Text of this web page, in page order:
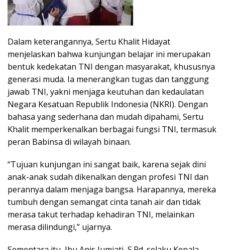
Dalam keterangannya, Sertu Khalit Hidayat
menjelaskan bahwa kunjungan belajar ini merupakan
bentuk kedekatan TNI dengan masyarakat, khususnya
generasi muda. Ia menerangkan tugas dan tanggung
jawab TNI, yakni menjaga keutuhan dan kedaulatan
Negara Kesatuan Republik Indonesia (NKRI). Dengan
bahasa yang sederhana dan mudah dipahami, Sertu
Khalit memperkenalkan berbagai fungsi TNI, termasuk
peran Babinsa di wilayah binaan.
“Tujuan kunjungan ini sangat baik, karena sejak dini
anak-anak sudah dikenalkan dengan profesi TNI dan
perannya dalam menjaga bangsa. Harapannya, mereka
tumbuh dengan semangat cinta tanah air dan tidak
merasa takut terhadap kehadiran TNI, melainkan
merasa dilindungi,” ujarnya.